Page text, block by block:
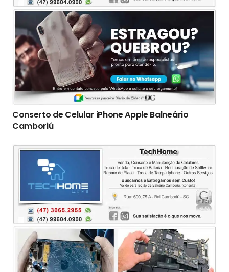
Conserto de Celular iPhone Apple Balneário
Camboriú